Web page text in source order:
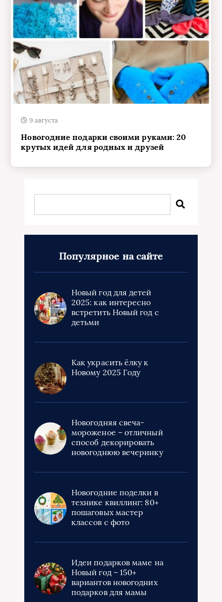
9 августа
Новогодние подарки своими руками: 20
крутых идей для родных и друзей
Популярное на сайте
Новый год для детей
2025: как интересно
встретить Новый год с
детьми
Как украсить ёлку к
Новому 2025 Году
Новогодняя свеча-
мороженое – отличный
способ декорировать
новогоднюю вечеринку
Новогодние поделки в
технике квиллинг: 80+
пошаговых мастер
классов с фото
Идеи подарков маме на
Новый год – 150+
вариантов новогодних
подарков для мамы